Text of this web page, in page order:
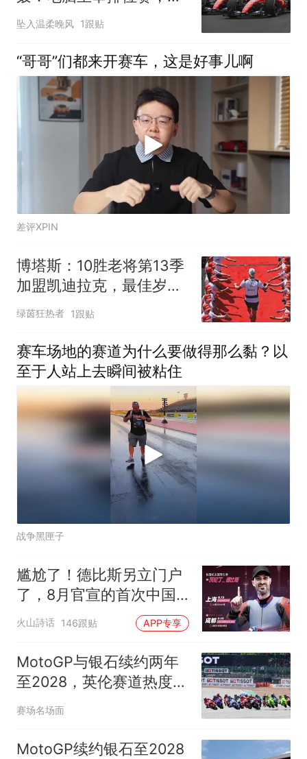
亚斯特里直言太糟糕
坠入温柔晚风 1跟贴
“哥哥”们都来开赛车，这是好事儿啊
差评XPIN
博塔斯：10胜老将第13季
加盟凯迪拉克，最佳岁月
还在后头
绿茵狂热者 1跟贴
赛车场地的赛道为什么要做得那么黏？以
至于人站上去瞬间被粘住
战争黑匣子
尴尬了！德比斯另立门户
了，8月官宣的首次中国
之行，公开排期并没有和
张雪见面的活动安排
火山詩话 146跟贴 APP专享
MotoGP与银石续约两年
至2028，英伦赛道热度不
及F1仍坚守
赛场名场面
MotoGP续约银石至2028